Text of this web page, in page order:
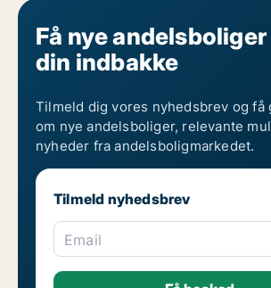
Få nye
din indbakke
Tilmeld dig vores nyhedsbrev og få
om nye andelsboliger, relevante
nyheder fra andelsboligmarkedet.
Tilmeld nyhedsbrev
Email